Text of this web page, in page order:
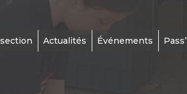
Actualités Événements